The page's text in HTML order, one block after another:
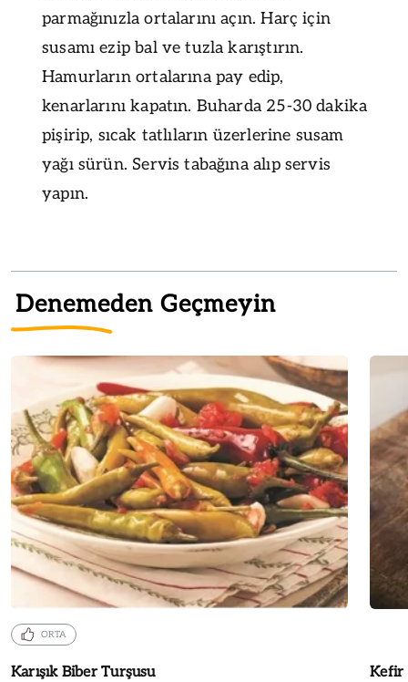
parmağınızla ortalarını açın. Harç için
susamı ezip bal ve tuzla karıştırın.
Hamurların ortalarına pay edip,
kenarlarını kapatın. Buharda 25-30 dakika
pişirip, sıcak tatlıların üzerlerine susam
yağı sürün. Servis tabağına alıp servis
yapın.
Denemeden Geçmeyin
ORTA
Karışık Biber Turşusu Kefir